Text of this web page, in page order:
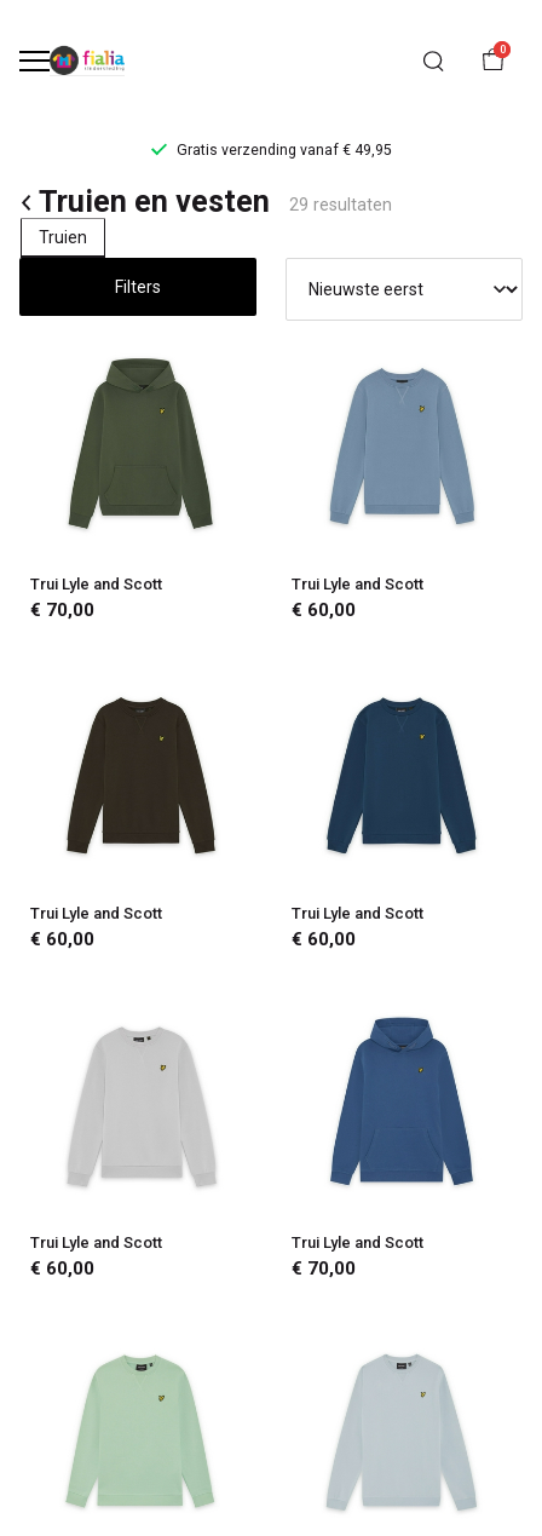
0
Gratis verzending vanaf € 49,95
Truien
en
vesten
FiaLia
Kinderkleding
Truien en vesten
29 resultaten
Truien
Filters
Trui Lyle and Scott
€ 70,00
Trui Lyle and Scott
€ 60,00
Trui Lyle and Scott
€ 60,00
Trui Lyle and Scott
€ 60,00
Trui Lyle and Scott
€ 60,00
Trui Lyle and Scott
€ 70,00